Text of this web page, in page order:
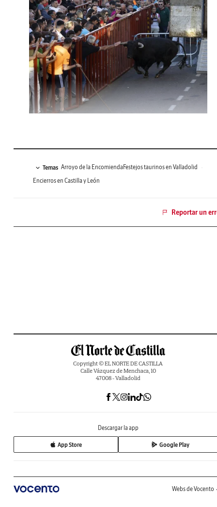
Temas Arroyo de la Encomienda Festejos taurinos en Valladolid
Encierros en Castilla y León
Reportar un
Copyright © EL NORTE DE CASTILLA
Calle Vázquez de Menchaca, 10
47008 - Valladolid
Descargar la app
App Store Google Play
Webs de Vocento